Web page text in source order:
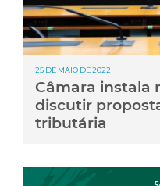
25 DE MAIO DE 2022
Câmara instala
discutir
tributária